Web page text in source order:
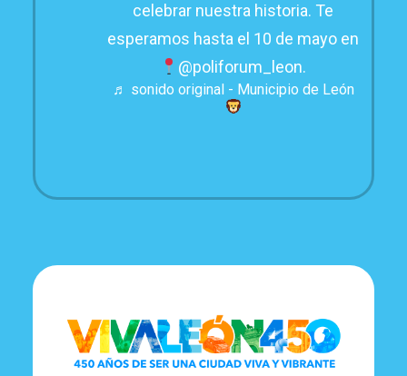
celebrar nuestra historia. Te
esperamos hasta el 10 de mayo en
@poliforum_leon.
♬ sonido original - Municipio de León